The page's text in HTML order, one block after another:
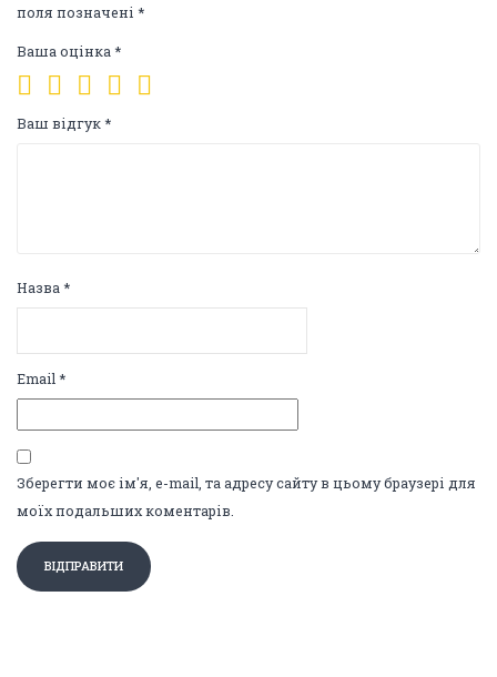
поля позначені *
Ваша оцінка *
Ваш відгук*
Назва *
Email *
Зберегти моє ім'я, e-mail, та адресу сайту в цьому браузері для
моїх подальших коментарів.